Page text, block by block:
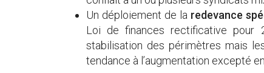
Un déploiement de la redevance
Loi de finances rectificative pour
stabilisation des périmètres mais
tendance à l’augmentation excepté